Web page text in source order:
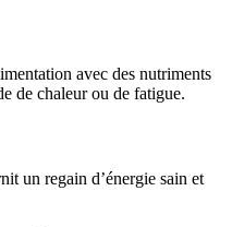
avec des nutriments
de chaleur ou de fatigue.
un regain d’énergie sain et